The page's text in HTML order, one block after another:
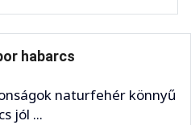
habarcs
naturfehér könnyű
jól ...